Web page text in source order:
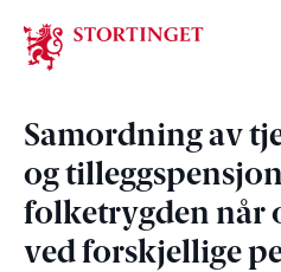
Stortinget.no
Samordning av
og
folketrygden når
ved forskjellige